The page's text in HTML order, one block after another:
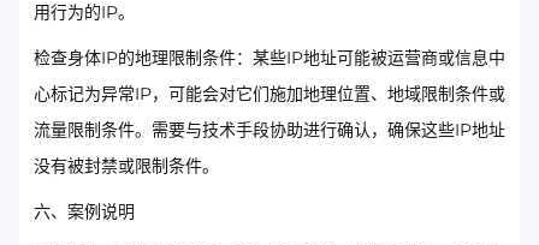
用行为的IP。
检查身体IP的地理限制条件：某些IP地址可能被运营商或信息中
心标记为异常IP，可能会对它们施加地理位置、地域限制条件或
流量限制条件。需要与技术手段协助进行确认，确保这些IP地址
没有被封禁或限制条件。
六、案例说明